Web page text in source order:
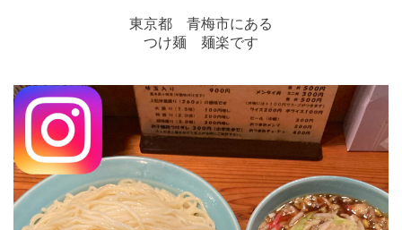
東京都 青梅市にある
つけ麺 麺楽です